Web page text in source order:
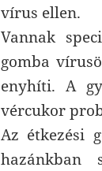
vírus ellen.
Vannak
gomba
enyhíti. A
vércukor
Az étkezési
hazánkban